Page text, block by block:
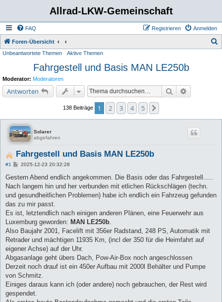
Allrad-LKW-Gemeinschaft
FAQ Anmelden
Registrieren
Foren-Übersicht
Unbeantwortete Themen Aktive Themen
Fahrgestell und Basis MAN LE250b
Moderator: Moderatoren
Antworten Suche
138 Beiträge 1 2 3 4 5
Solarer
abgefahren
Fahrgestell und Basis MAN LE250b
#1
B
i
r
a
g
2025-12-23 20:32:28
Gestern Abend endlich angekommen. Die Basis oder das Fahrgestell.....
Nach langem hin und her verbunden mit etlichen Rückschlägen (techn.
und gesundheitlichen Problemen) habe ich endlich ein Fahrzeug gefunden
das zu mir passt.
Es ist, letztendlich nach einigen anderen Plänen, eine Feuerwehr aus
Luxemburg geworden: MAN LE250b
Also Baujahr 2001, Facelift mit 356er Radstand, 248 PS, Automatik mit
Retrader und mächtigen 11935 Km, (incl der 350 für die Heimfahrt auf
eigener Achse) auf der Uhr.
Abgasanlage geht übers Dach, Pow-Air-Box noch angeschlossen
Derzeit noch drauf ist ein 450er Aufbau mit 2000l Behälter und Pumpe
von Schmitz.
Einiges daraus kann ich (oder andere) noch gebrauchen, der Rest wird
gespendet.